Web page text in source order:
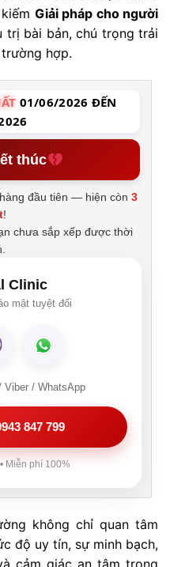
Giải pháp cho người
trị bài bản, chú trọng trải
hợp.
01/06/2026 ĐẾN
thúc
đầu tiên — hiện còn3
!
chưa sắp xếp được thời
Clinic
mật tuyệt đối
Viber / WhatsApp
847 799
Miễn phí 100%
không chỉ quan tâm
độ uy tín, sự minh bạch,